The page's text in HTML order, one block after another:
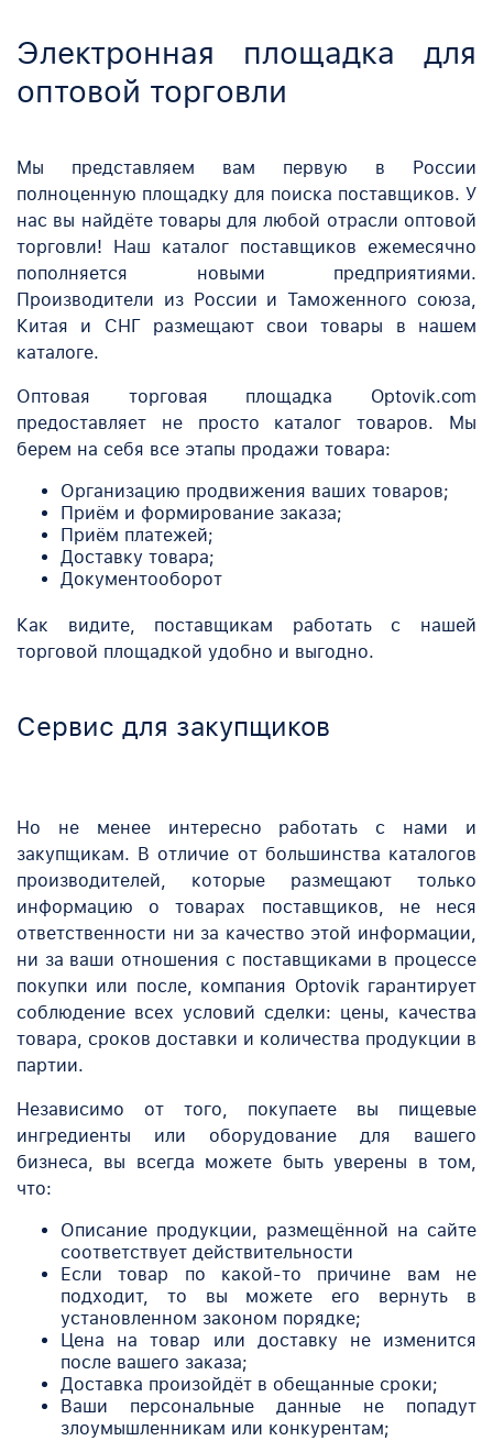
Электронная площадка для
оптовой торговли
Мы представляем вам первую в России
полноценную площадку для поиска поставщиков. У
нас вы найдёте товары для любой отрасли оптовой
торговли! Наш каталог поставщиков ежемесячно
пополняется новыми предприятиями.
Производители из России и Таможенного союза,
Китая и СНГ размещают свои товары в нашем
каталоге.
Оптовая торговая площадка Optovik.com
предоставляет не просто каталог товаров. Мы
берем на себя все этапы продажи товара:
Организацию продвижения ваших товаров;
Приём и формирование заказа;
Приём платежей;
Доставку товара;
Документооборот
Как видите, поставщикам работать с нашей
торговой площадкой удобно и выгодно.
Сервис для закупщиков
Но не менее интересно работать с нами и
закупщикам. В отличие от большинства каталогов
производителей, которые размещают только
информацию о товарах поставщиков, не неся
ответственности ни за качество этой информации,
ни за ваши отношения с поставщиками в процессе
покупки или после, компания Optovik гарантирует
соблюдение всех условий сделки: цены, качества
товара, сроков доставки и количества продукции в
партии.
Независимо от того, покупаете вы пищевые
ингредиенты или оборудование для вашего
бизнеса, вы всегда можете быть уверены в том,
что:
Описание продукции, размещённой на сайте
соответствует действительности
Если товар по какой-то причине вам не
подходит, то вы можете его вернуть в
установленном законом порядке;
Цена на товар или доставку не изменится
после вашего заказа;
Доставка произойдёт в обещанные сроки;
Ваши персональные данные не попадут
злоумышленникам или конкурентам;